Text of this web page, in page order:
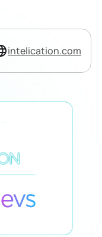
intelication.com